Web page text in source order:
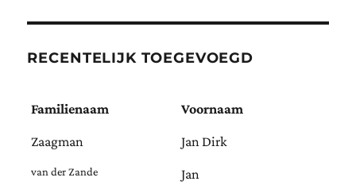
RECENTELIJK TOEGEVOEGD
Familienaam Voornaam
Zaagman Jan Dirk
van der Zande Jan